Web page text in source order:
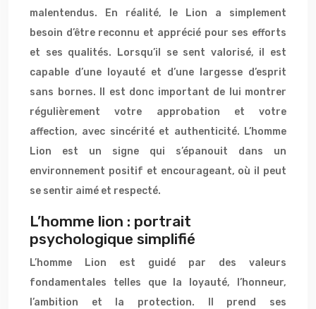
malentendus. En réalité, le Lion a simplement
besoin d’être reconnu et apprécié pour ses efforts
et ses qualités. Lorsqu’il se sent valorisé, il est
capable d’une loyauté et d’une largesse d’esprit
sans bornes. Il est donc important de lui montrer
régulièrement votre approbation et votre
affection, avec sincérité et authenticité. L’homme
Lion est un signe qui s’épanouit dans un
environnement positif et encourageant, où il peut
se sentir aimé et respecté.
L’homme lion : portrait
psychologique simplifié
L’homme Lion est guidé par des valeurs
fondamentales telles que la loyauté, l’honneur,
l’ambition et la protection. Il prend ses